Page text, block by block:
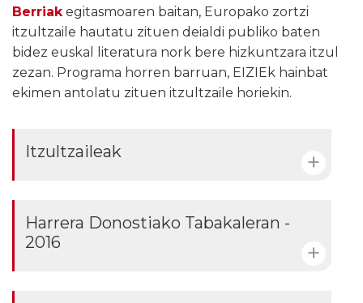
Berriakegitasmoaren baitan, Europako zortzi
itzultzaile hautatu zituen deialdi publiko baten
bidez euskal literatura nork bere hizkuntzara itzul
zezan. Programa horren barruan, EIZIEk hainbat
ekimen antolatu zituen itzultzaile horiekin.
Itzultzaileak
Harrera Donostiako Tabakaleran -
2016